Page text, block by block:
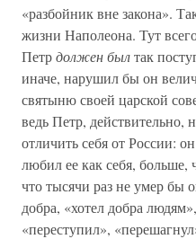
«разбойник вне закона».
жизни Наполеона. Тут
Петрдолжен былтак
иначе, нарушил бы он
святыню своей царской
ведь Петр, действительно,
отличить себя от России:
любил ее как себя, больше,
что тысячи раз не умер бы
добра, «хотел добра
«переступил»,